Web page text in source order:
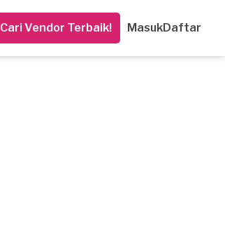
Cari Vendor Terbaik! MasukDaftar